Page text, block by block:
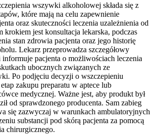
wszywki alkoholowej składa się z
które mają na celu zapewnienie
oraz skuteczności leczenia uzależnienia od
krokiem jest konsultacja lekarska, podczas
stan zdrowia pacjenta oraz jego historię
Lekarz przeprowadza szczegółowy
pacjenta o możliwościach leczenia
ubocznych związanych ze
Po podjęciu decyzji o wszczepieniu
zakupu preparatu w aptece lub
medycznej. Ważne jest, aby produkt był
od sprawdzonego producenta. Sam zabieg
się zazwyczaj w warunkach ambulatoryjnych
substancji pod skórą pacjenta za pomocą
chirurgicznego.